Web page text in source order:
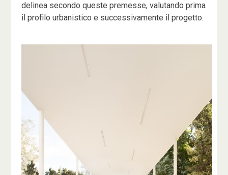
delinea secondo queste premesse, valutando prima
il profilo urbanistico e successivamente il progetto.